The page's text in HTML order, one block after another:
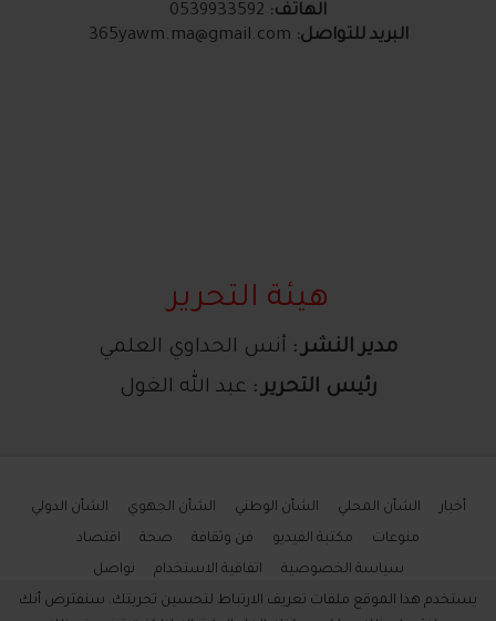
الهاتف:
البريد للتواصل:
هيئة التحرير
مدير النشر : أنس الحداوي العلمي
رئيس التحرير : عبد الله الغول
أخبار الشأن المحلي الشأن الوطني الشأن الجهوي
الشأن الدولي
منوعات
مكتبة الفيديو فن وثقافة صحة
اقتصاد
سياسة الخصوصية
اتفاقية الاستخدام
تواصل
يستخدم هذا الموقع ملفات تعريف الارتباط لتحسين تجربتك. سنفترض أنك